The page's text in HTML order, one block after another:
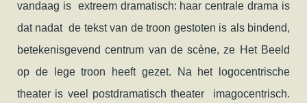
vandaag is extreem dramatisch: haar centrale drama is
dat nadat de tekst van de troon gestoten is als bindend,
betekenisgevend centrum van de scène, ze Het Beeld
op de lege troon heeft gezet. Na het logocentrische
theater is veel postdramatisch theater imagocentrisch.